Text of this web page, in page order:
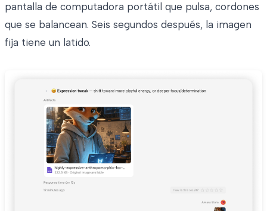
pantalla de computadora portátil que pulsa, cordones
que se balancean. Seis segundos después, la imagen
fija tiene un latido.